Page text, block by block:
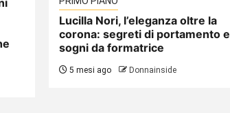
Lucilla Nori, l’eleganza oltre la
corona: segreti di portamento e
sogni da formatrice
5 mesi ago Donnainside